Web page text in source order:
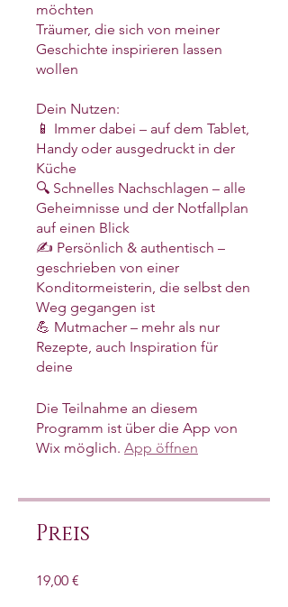
möchten
Träumer, die sich von meiner
Geschichte inspirieren lassen
wollen
Dein Nutzen:
📱 Immer dabei – auf dem Tablet,
Handy oder ausgedruckt in der
Küche
🔍 Schnelles Nachschlagen – alle
Geheimnisse und der Notfallplan
auf einen Blick
✍️ Persönlich & authentisch –
geschrieben von einer
Konditormeisterin, die selbst den
Weg gegangen ist
💪 Mutmacher – mehr als nur
Rezepte, auch Inspiration für
Die Teilnahme an diesem
Programm ist über die App von
Wix möglich. App öffnen
Preis
19,00 €